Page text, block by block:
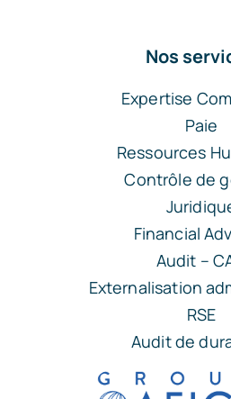
Nos
Expertise
Paie
Ressources
Contrôle de
Financial
Audit –
Externalisation
RSE
Audit de